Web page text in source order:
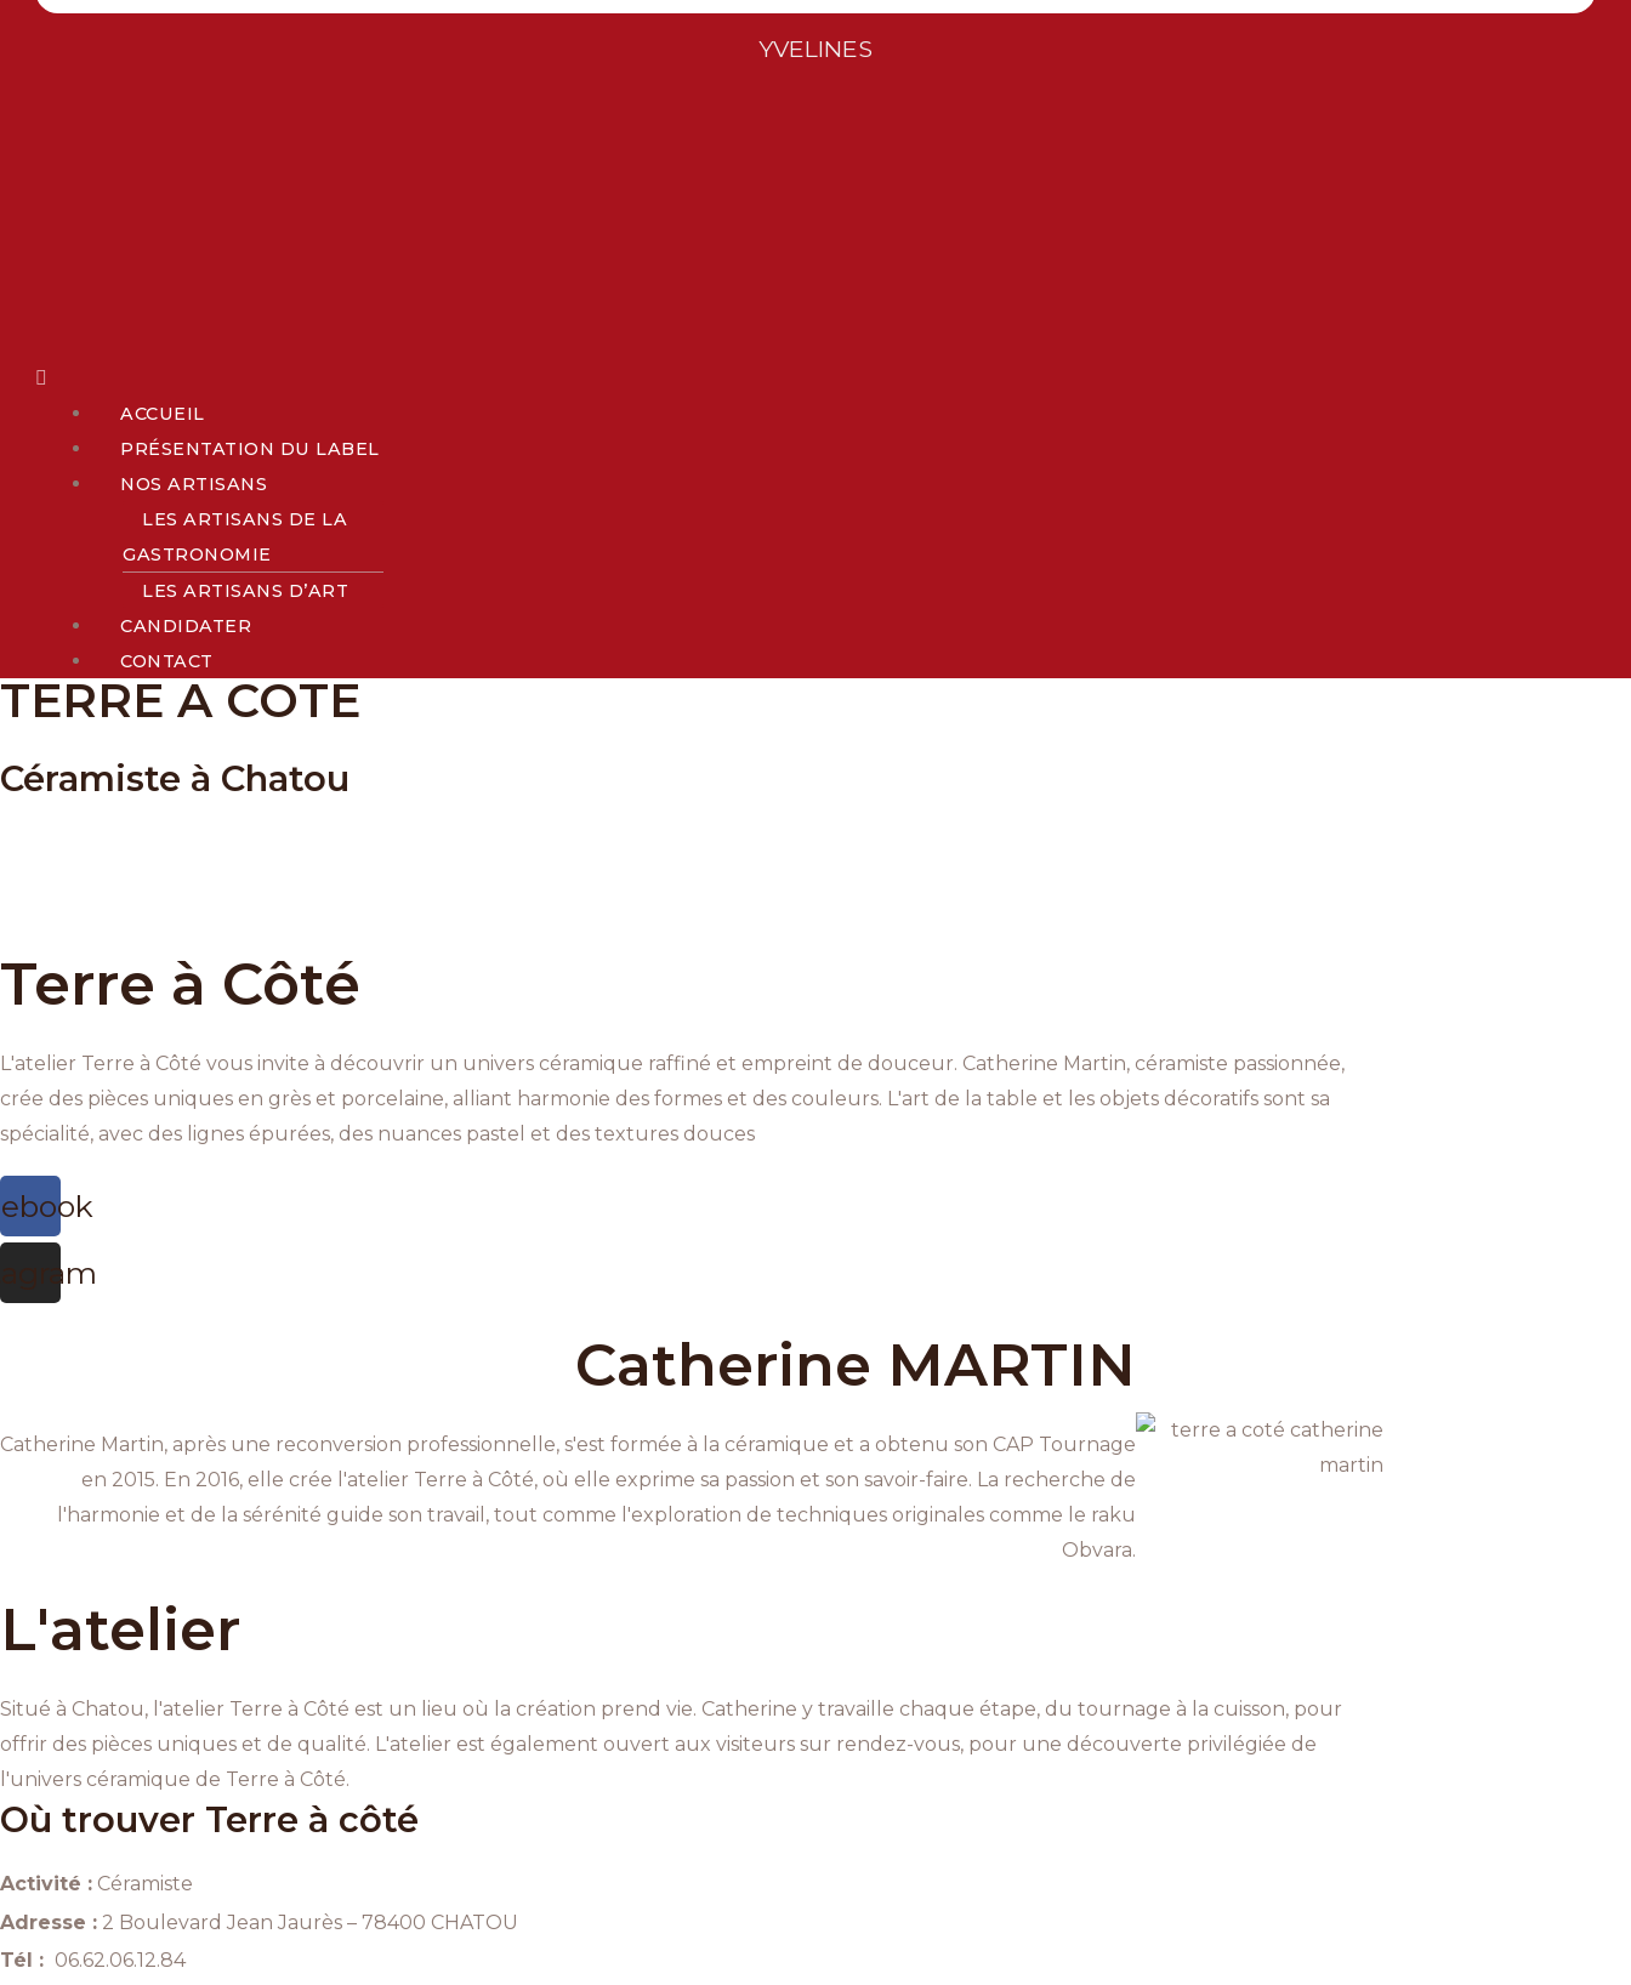
YVELINES
ACCUEIL
PRÉSENTATION DU LABEL
NOS ARTISANS
LES ARTISANS DE LA
GASTRONOMIE
LES ARTISANS D’ART
CANDIDATER
CONTACT
TERRE A COTE
Céramiste à Chatou
Terre à Côté
L'atelier Terre à Côté vous invite à découvrir un univers céramique raffiné et empreint de douceur. Catherine Martin, céramiste passionnée,
crée des pièces uniques en grès et porcelaine, alliant harmonie des formes et des couleurs. L'art de la table et les objets décoratifs sont sa
spécialité, avec des lignes épurées, des nuances pastel et des textures douces
Catherine MARTIN
Catherine Martin, après une reconversion professionnelle, s'est formée à la céramique et a obtenu son CAP Tournage
en 2015. En 2016, elle crée l'atelier Terre à Côté, où elle exprime sa passion et son savoir-faire. La recherche de
l'harmonie et de la sérénité guide son travail, tout comme l'exploration de techniques originales comme le raku
Obvara.
L'atelier
Situé à Chatou, l'atelier Terre à Côté est un lieu où la création prend vie. Catherine y travaille chaque étape, du tournage à la cuisson, pour
offrir des pièces uniques et de qualité. L'atelier est également ouvert aux visiteurs sur rendez-vous, pour une découverte privilégiée de
l'univers céramique de Terre à Côté.
Où trouver Terre à côté
Activité : Céramiste
Adresse : 2 Boulevard Jean Jaurès – 78400 CHATOU
Tél : 06.62.06.12.84